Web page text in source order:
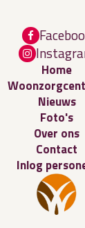
Home
Nieuws
Foto's
Over ons
Contact
Inlog